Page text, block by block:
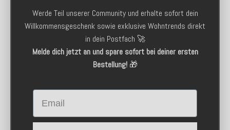
Werde Teil unserer Community und erhalte sofort dein
Willkommensgeschenk sowie exklusive Wohntrends direkt
in dein Postfach 🚀
Melde dich jetzt an und spare sofort bei deiner ersten
Bestellung!🎁
Email